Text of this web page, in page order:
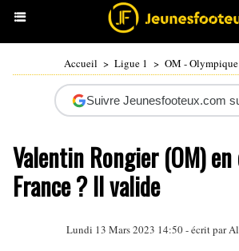
Accueil > Ligue 1 > OM -
Suivre Jeunesfooteux.com
Valentin Rongier (OM) en
France ? Il valide
Lundi 13 Mars 2023 14:50 - écrit par